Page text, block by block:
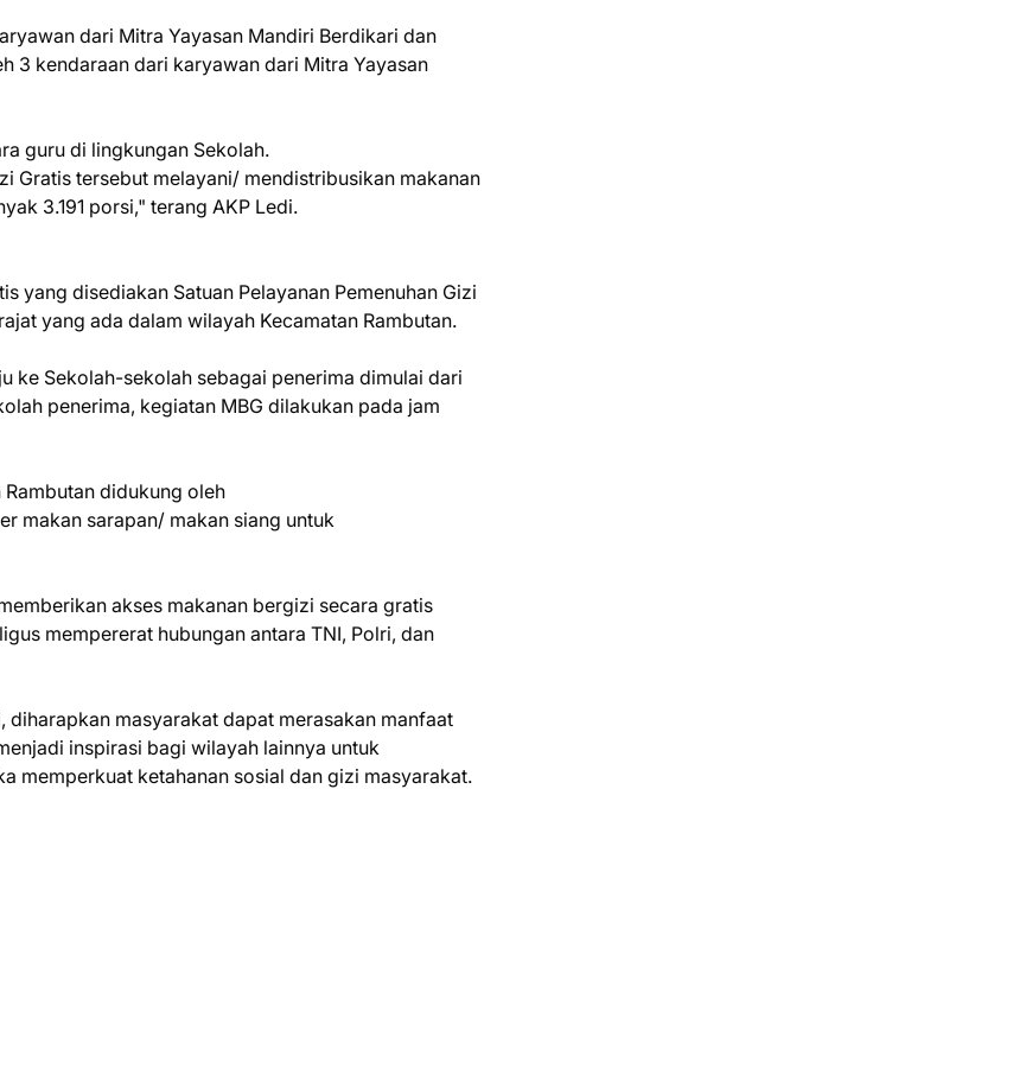
dari Mitra Yayasan Mandiri Berdikari dan
3 kendaraan dari karyawan dari Mitra Yayasan
guru di lingkungan Sekolah.
Gratis tersebut melayani/ mendistribusikan makanan
3.191 porsi," terang AKP Ledi.
yang disediakan Satuan Pelayanan Pemenuhan Gizi
yang ada dalam wilayah Kecamatan Rambutan.
ke Sekolah-sekolah sebagai penerima dimulai dari
penerima, kegiatan MBG dilakukan pada jam
didukung oleh
makan sarapan/ makan siang untuk
akses makanan bergizi secara gratis
mempererat hubungan antara TNI, Polri, dan
masyarakat dapat merasakan manfaat
inspirasi bagi wilayah lainnya untuk
memperkuat ketahanan sosial dan gizi masyarakat.